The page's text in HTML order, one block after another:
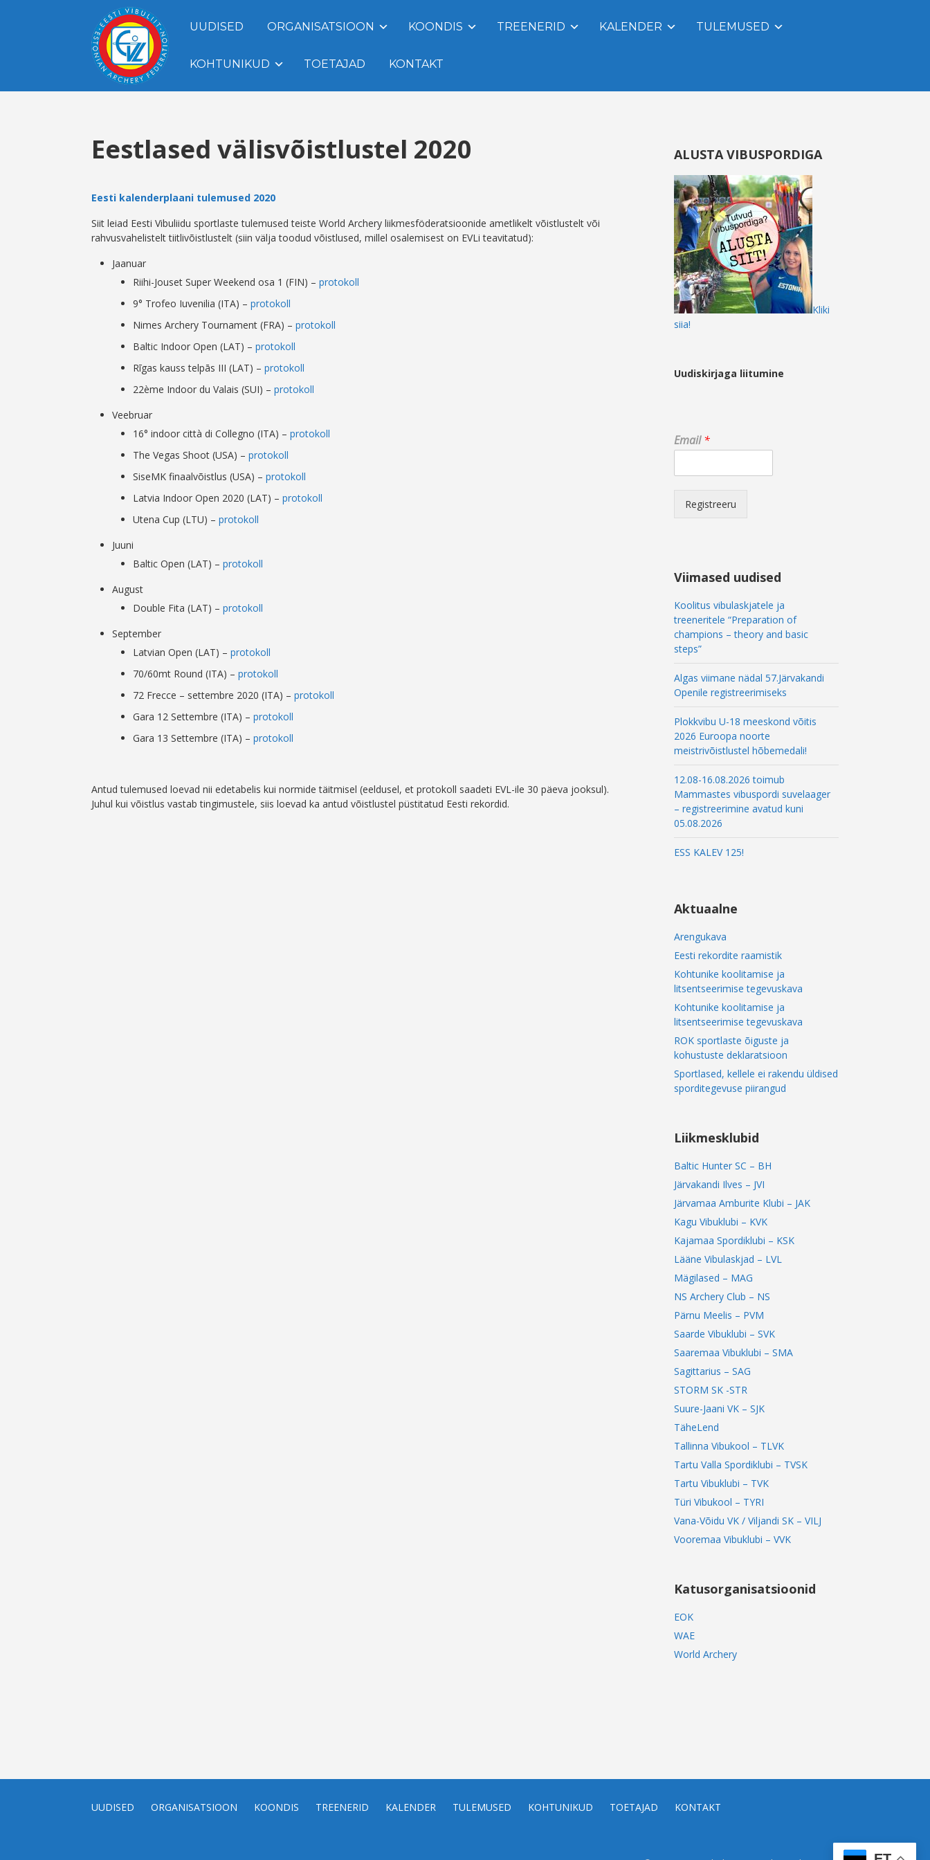
UUDISED ORGANISATSIOON KOONDIS TREENERID KALENDER TULEMUSED
KOHTUNIKUD TOETAJAD KONTAKT
Eestlased välisvõistlustel 2020
Eesti kalenderplaani tulemused 2020
Siit leiad Eesti Vibuliidu sportlaste tulemused teiste World Archery liikmesföderatsioonide ametlikelt võistlustelt või
rahvusvahelistelt tiitlivõistlustelt (siin välja toodud võistlused, millel osalemisest on EVLi teavitatud):
Jaanuar
Riihi-Jouset Super Weekend osa 1 (FIN) – protokoll
9° Trofeo Iuvenilia (ITA) – protokoll
Nimes Archery Tournament (FRA) – protokoll
Baltic Indoor Open (LAT) – protokoll
Rīgas kauss telpās III (LAT) – protokoll
22ème Indoor du Valais (SUI) – protokoll
Veebruar
16° indoor città di Collegno (ITA) – protokoll
The Vegas Shoot (USA) – protokoll
SiseMK finaalvõistlus (USA) – protokoll
Latvia Indoor Open 2020 (LAT) – protokoll
Utena Cup (LTU) – protokoll
Juuni
Baltic Open (LAT) – protokoll
August
Double Fita (LAT) – protokoll
September
Latvian Open (LAT) – protokoll
70/60mt Round (ITA) – protokoll
72 Frecce – settembre 2020 (ITA) – protokoll
Gara 12 Settembre (ITA) – protokoll
Gara 13 Settembre (ITA) – protokoll
Antud tulemused loevad nii edetabelis kui normide täitmisel (eeldusel, et protokoll saadeti EVL-ile 30 päeva jooksul).
Juhul kui võistlus vastab tingimustele, siis loevad ka antud võistlustel püstitatud Eesti rekordid.
ALUSTA VIBUSPORDIGA
Kliki
siia!
Uudiskirjaga liitumine
*
E
a
l
Email*
Registreeru
Viimased uudised
Koolitus vibulaskjatele ja
treeneritele “Preparation of
champions – theory and basic
steps”
Algas viimane nädal 57.Järvakandi
Openile registreerimiseks
Plokkvibu U-18 meeskond võitis
2026 Euroopa noorte
meistrivõistlustel hõbemedali!
12.08-16.08.2026 toimub
Mammastes vibuspordi suvelaager
– registreerimine avatud kuni
05.08.2026
ESS KALEV 125!
Aktuaalne
Arengukava
Eesti rekordite raamistik
Kohtunike koolitamise ja
litsentseerimise tegevuskava
Kohtunike koolitamise ja
litsentseerimise tegevuskava
ROK sportlaste õiguste ja
kohustuste deklaratsioon
Sportlased, kellele ei rakendu üldised
sporditegevuse piirangud
Liikmesklubid
Baltic Hunter SC – BH
Järvakandi Ilves – JVI
Järvamaa Amburite Klubi – JAK
Kagu Vibuklubi – KVK
Kajamaa Spordiklubi – KSK
Lääne Vibulaskjad – LVL
Mägilased – MAG
NS Archery Club – NS
Pärnu Meelis – PVM
Saarde Vibuklubi – SVK
Saaremaa Vibuklubi – SMA
Sagittarius – SAG
STORM SK -STR
Suure-Jaani VK – SJK
TäheLend
Tallinna Vibukool – TLVK
Tartu Valla Spordiklubi – TVSK
Tartu Vibuklubi – TVK
Türi Vibukool – TYRI
Vana-Võidu VK / Viljandi SK – VILJ
Vooremaa Vibuklubi – VVK
Katusorganisatsioonid
EOK
WAE
World Archery
UUDISED ORGANISATSIOON KOONDIS TREENERID KALENDER TULEMUSED KOHTUNIKUD TOETAJAD KONTAKT